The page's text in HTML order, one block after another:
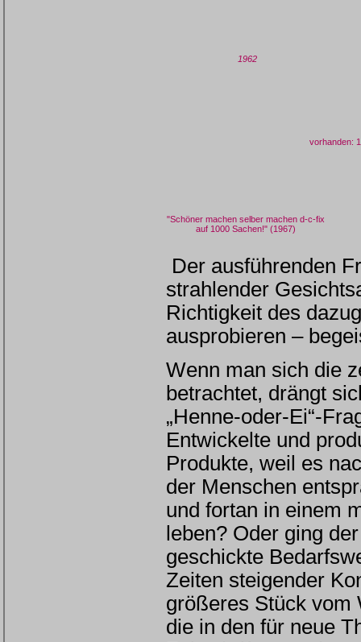
1962
vorhanden:
"Schöner machen selber machen d-c-fix
auf 1000 Sachen!" (1967)
Der ausführenden
strahlender
Richtigkeit des
ausprobieren –
Wenn man sich die
betrachtet, drängt
„Henne-oder-Ei“-
Entwickelte und
Produkte, weil es
der Menschen
und fortan in einem
leben? Oder ging
geschickte
Zeiten steigender
größeres Stück vom
die in den für neue